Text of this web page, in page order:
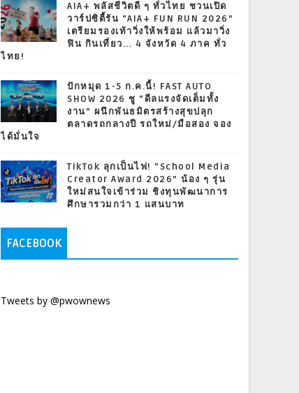
AIA+ พลัสชีวิตดี ๆ ทั่วไทย ชวนเปิด
วาร์ปซิตี้รัน “AIA+ FUN RUN 2026”
เตรียมรองเท้าวิ่งให้พร้อม แล้วมาวิ่ง
ฟิน กินเที่ยว... 4 จังหวัด 4 ภาค ทั่ว
ไทย!
ปักหมุด 1-5 ก.ค.นี้! FAST AUTO
SHOW 2026 ชู “ดีลแรงจัดเต็มทั้ง
งาน” ผนึกพันธมิตรสร้างสุขปลุก
ตลาดรถกลางปี รถใหม่/มือสอง จอง
ได้มั่นใจ
TikTok ลุกเป็นไฟ! “School Media
Creator Award 2026” น้อง ๆ รุ่น
ใหม่สนใจเข้าร่วม ชิงทุนพัฒนาการ
ศึกษารวมกว่า 1 แสนบาท
FACEBOOK
Tweets by @pwownews